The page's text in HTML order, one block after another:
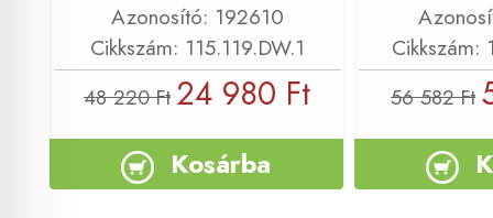
Azonosító: 192610
Cikkszám: 115.119.DW.1
48 220 Ft 24 980 Ft
Kosárba
Cikkszám:
56 582 Ft